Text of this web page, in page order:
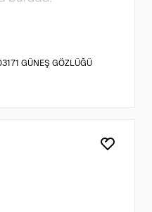
GÜNEŞ GÖZLÜĞÜ